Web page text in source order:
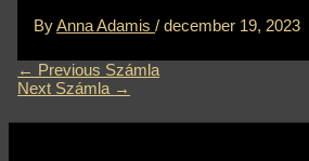
ByAnna Adamis/december 19, 2023
← Previous Számla
Next Számla →